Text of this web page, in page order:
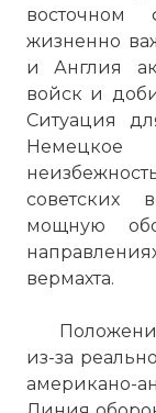
жизненно
и Англия
войск и
Ситуация
Немецкое
советских
мощную
вермахта.
из-за
американо-